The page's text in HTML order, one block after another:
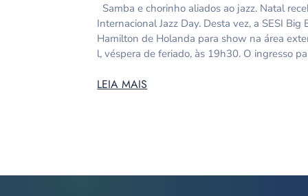
Samba e chorinho aliados ao jazz. Natal
Internacional Jazz Day. Desta vez, a SESI
Hamilton de Holanda para show na área
l, véspera de feriado, às 19h30. O ingresso
LEIA MAIS